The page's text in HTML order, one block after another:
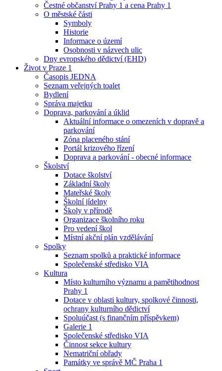
Čestné občanství Prahy 1 a cena Prahy 1
O městské části
Symboly
Historie
Informace o území
Osobnosti v názvech ulic
Dny evropského dědictví (EHD)
Život v Praze 1
Časopis JEDNA
Seznam veřejných toalet
Bydlení
Správa majetku
Doprava, parkování a úklid
Aktuální informace o omezeních v dopravě a
parkování
Zóna placeného stání
Portál krizového řízení
Doprava a parkování - obecné informace
Školství
Dotace školství
Základní školy
Mateřské školy
Školní jídelny
Školy v přírodě
Organizace školního roku
Pro vedení škol
Místní akční plán vzdělávání
Spolky
Seznam spolků a praktické informace
Společenské středisko VIA
Kultura
Místo kulturního významu a pamětihodnost
Prahy 1
Dotace v oblasti kultury, spolkové činnosti,
ochrany kulturního dědictví
Spoluúčast (s finančním příspěvkem)
Galerie 1
Společenské středisko VIA
Činnost sekce kultury
Nematriční obřady
Památky ve správě MČ Praha 1